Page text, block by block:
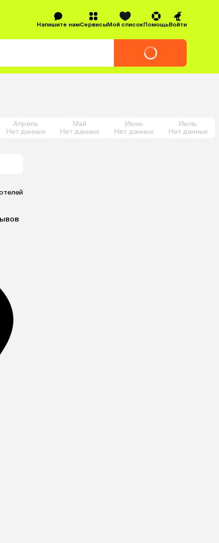
Напишите намСервисыМой списокПомощьВойти
Апрель
Нет данных
Май
Нет данных
Июнь
Нет данных
Июль
Нет данных